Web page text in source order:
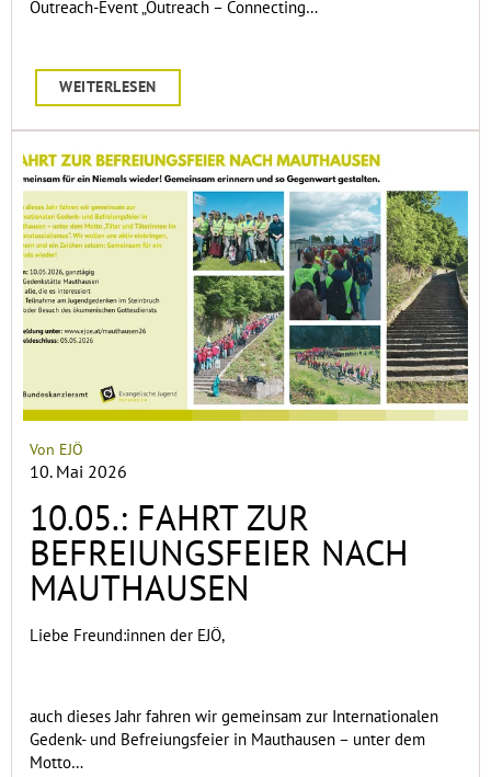
Outreach-Event „Outreach – Connecting…
WEITERLESEN
Von EJÖ
10. Mai 2026
10.05.: FAHRT ZUR
BEFREIUNGSFEIER NACH
MAUTHAUSEN
Liebe Freund:innen der EJÖ,
auch dieses Jahr fahren wir gemeinsam zur Internationalen
Gedenk- und Befreiungsfeier in Mauthausen – unter dem
Motto…